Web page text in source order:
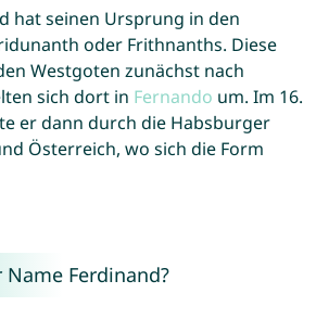
hat seinen Ursprung in den
oder Frithnanths. Diese
Westgoten zunächst nach
sich dort in Fernando um. Im 16.
er dann durch die Habsburger
Österreich, wo sich die Form
Ferdinand?